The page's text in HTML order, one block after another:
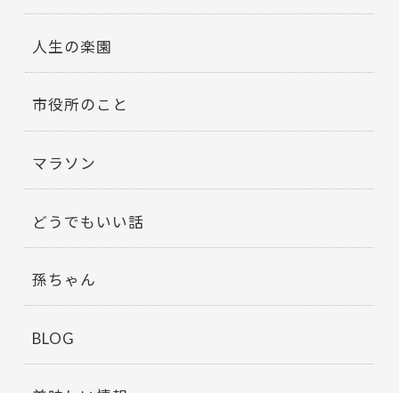
人生の楽園
市役所のこと
マラソン
どうでもいい話
孫ちゃん
BLOG